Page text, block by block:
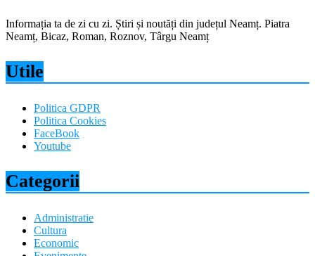
Informația ta de zi cu zi. Știri și noutăți din județul Neamț. Piatra
Neamț, Bicaz, Roman, Roznov, Târgu Neamț
Utile
Politica GDPR
Politica Cookies
FaceBook
Youtube
Categorii
Administratie
Cultura
Economic